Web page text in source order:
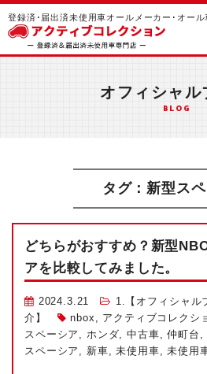
登録済･届出済未使用車オールメーカー･オール
オフィシャル
BLOG
タグ：新型ス
どちらがおすすめ？新型
アを比較してみました。
2024.3.21 1.【オフィシャル
介】
nbox アクティブコレクシ
スペーシア
ホンダ ,中古車 ,仲町台
スペーシア
新車 ,未使用車 ,未使用